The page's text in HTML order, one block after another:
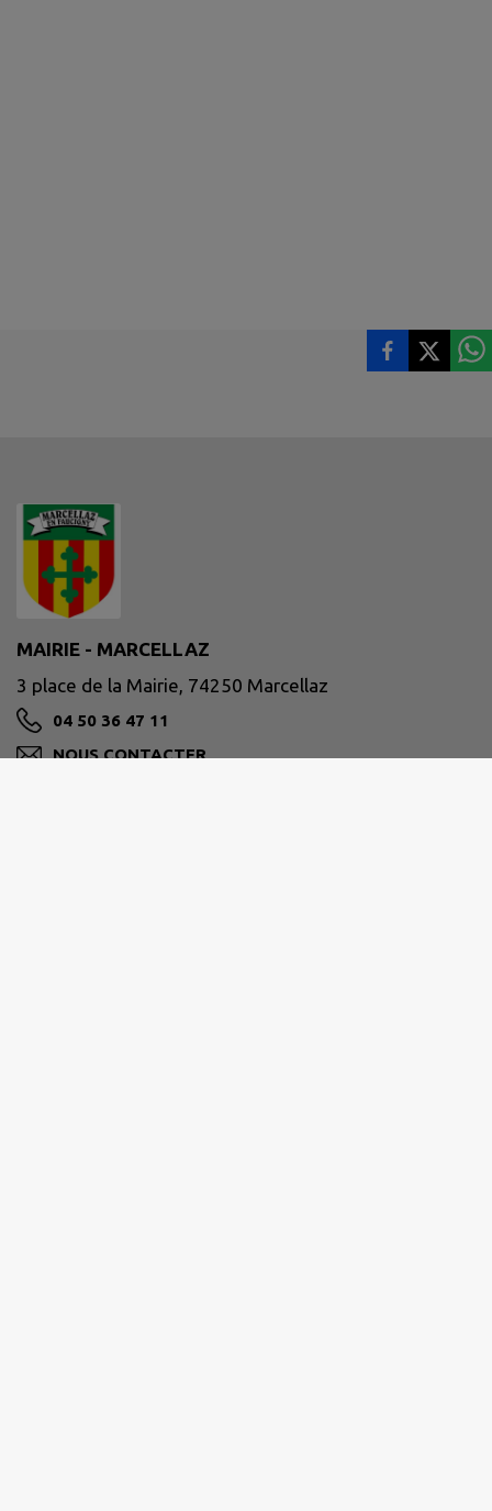
MAIRIE - MARCELLAZ
3 place de la Mairie, 74250 Marcellaz
04 50 36 47 11
NOUS CONTACTER